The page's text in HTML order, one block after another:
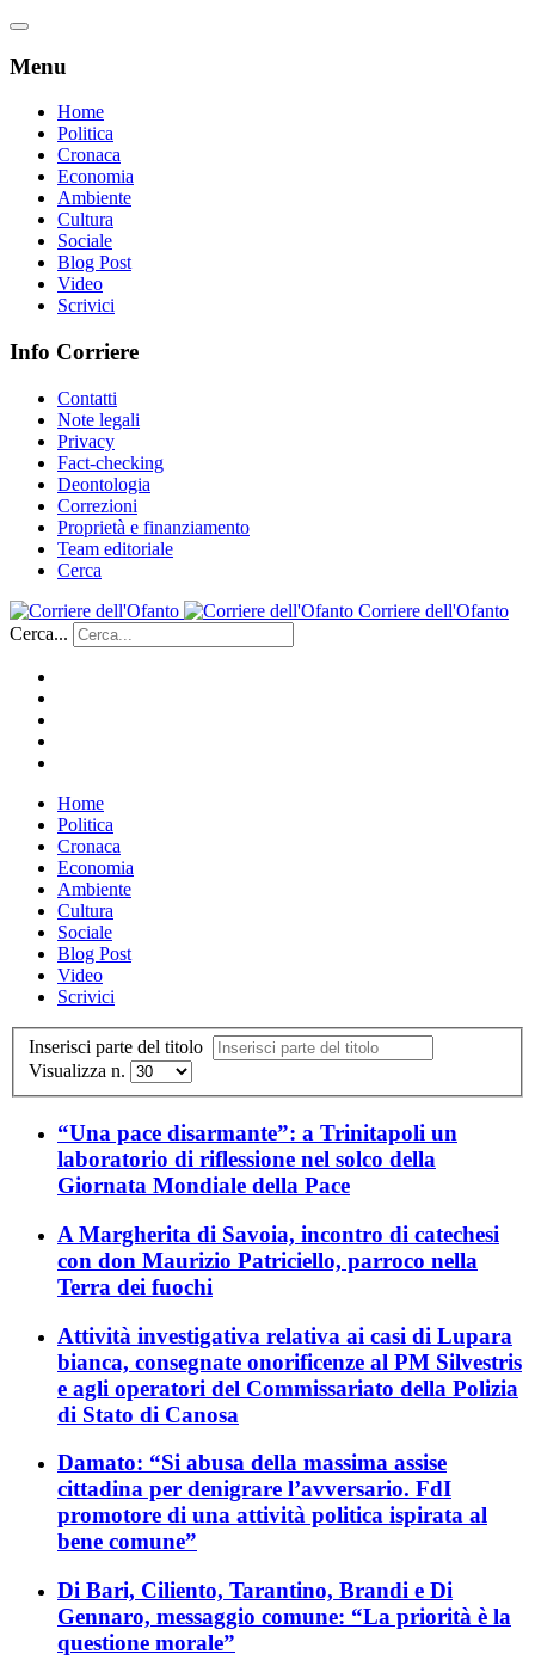
Menu
Home
Politica
Cronaca
Economia
Ambiente
Cultura
Sociale
Blog Post
Video
Scrivici
Info Corriere
Contatti
Note legali
Privacy
Fact-checking
Deontologia
Correzioni
Proprietà e finanziamento
Team editoriale
Cerca
Corriere dell'Ofanto
Cerca...
Home
Politica
Cronaca
Economia
Ambiente
Cultura
Sociale
Blog Post
Video
Scrivici
Inserisci parte del titolo
Visualizza n.
“Una pace disarmante”: a Trinitapoli un
laboratorio di riflessione nel solco della
Giornata Mondiale della Pace
A Margherita di Savoia, incontro di catechesi
con don Maurizio Patriciello, parroco nella
Terra dei fuochi
Attività investigativa relativa ai casi di Lupara
bianca, consegnate onorificenze al PM Silvestris
e agli operatori del Commissariato della Polizia
di Stato di Canosa
Damato: “Si abusa della massima assise
cittadina per denigrare l’avversario. FdI
promotore di una attività politica ispirata al
bene comune”
Di Bari, Ciliento, Tarantino, Brandi e Di
Gennaro, messaggio comune: “La priorità è la
questione morale”